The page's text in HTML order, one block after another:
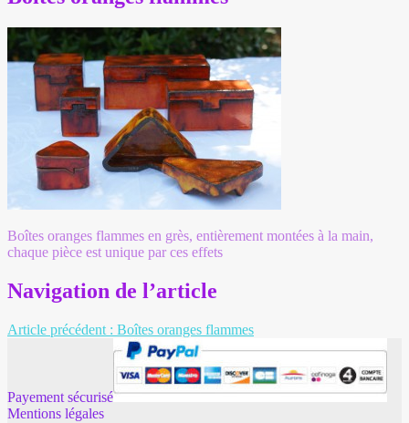
Boîtes oranges flammes en grès, entièrement montées à la main,
chaque pièce est unique par ces effets
Navigation de l’article
Article précédent : Boîtes oranges flammes
Payement sécurisé
Mentions légales